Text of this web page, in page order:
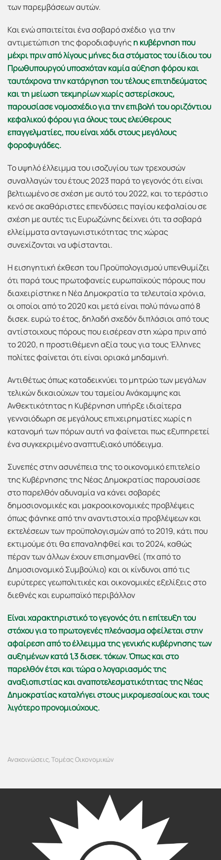
των παρεμβάσεων αυτών.
Και ενώ απαιτείται ένα σοβαρό σχέδιο για την
αντιμετώπιση της φοροδιαφυγής η κυβέρνηση που
μέχρι πριν από λίγους μήνες δια στόματος του ίδιου του
Πρωθυπουργού υποσχόταν καμία αύξηση φόρου και
ταυτόχρονα την κατάργηση του τέλους επιτηδεύματος
και τη μείωση τεκμηρίων χωρίς αστερίσκους,
παρουσίασε νομοσχέδιο για την επιβολή του οριζόντιου
κεφαλικού φόρου για όλους τους ελεύθερους
επαγγελματίες, που είναι χάδι στους μεγάλους
φοροφυγάδες.
Το υψηλό έλλειμμα του ισοζυγίου των τρεχουσών
συναλλαγών του έτους 2023 παρά το γεγονός ότι είναι
βελτιωμένο σε σχέση με αυτό του 2022, και το τεράστιο
κενό σε ακαθάριστες επενδύσεις παγίου κεφαλαίου σε
σχέση με αυτές τις Ευρωζώνης δείχνει ότι τα σοβαρά
ελλείμματα ανταγωνιστικότητας της χώρας
συνεχίζονται να υφίστανται.
Η εισηγητική έκθεση του Προϋπολογισμού υπενθυμίζει
ότι παρά τους πρωτοφανείς ευρωπαϊκούς πόρους που
διαχειρίστηκε η Νέα Δημοκρατία τα τελευταία χρόνια,
οι οποίοι από το 2020 και μετά είναι πολύ πάνω από 8
δισεκ. ευρώ το έτος, δηλαδή σχεδόν διπλάσιοι από τους
αντίστοιχους πόρους που εισέρεαν στη χώρα πριν από
το 2020, η προστιθέμενη αξία τους για τους Έλληνες
πολίτες φαίνεται ότι είναι οριακά μηδαμινή.
Αντιθέτως όπως καταδεικνύει το μητρώο των μεγάλων
τελικών δικαιούχων του ταμείου Ανάκαμψης και
Ανθεκτικότητας η Κυβέρνηση υπήρξε ιδιαίτερα
γενναιόδωρη σε μεγάλους επιχειρηματίες χωρίς η
κατανομή των πόρων αυτή να φαίνεται πως εξυπηρετεί
ένα συγκεκριμένο αναπτυξιακό υπόδειγμα.
Συνεπές στην ασυνέπεια της το οικονομικό επιτελείο
της Κυβέρνησης της Νέας Δημοκρατίας παρουσίασε
στο παρελθόν αδυναμία να κάνει σοβαρές
δημοσιονομικές και μακροοικονομικές προβλέψεις
όπως φάνηκε από την αναντιστοιχία προβλέψεων και
εκτελέσεων των προϋπολογισμών από το 2019, κάτι που
εκτιμούμε ότι θα επαναληφθεί και το 2024, καθώς
πέραν των άλλων έχουν επισημανθεί (πχ από το
Δημοσιονομικό Συμβούλιο) και οι κίνδυνοι από τις
ευρύτερες γεωπολιτικές και οικονομικές εξελίξεις στο
διεθνές και ευρωπαϊκό περιβάλλον
Είναι χαρακτηριστικό το γεγονός ότι η επίτευξη του
στόχου για το πρωτογενές πλεόνασμα οφείλεται στην
αφαίρεση από το έλλειμμα της γενικής κυβέρνησης των
αυξημένων κατά 1,3 δισεκ. τόκων. Όπως και στο
παρελθόν έτσι και τώρα ο λογαριασμός της
αναξιοπιστίας και αναποτελεσματικότητας της Νέας
Δημοκρατίας καταλήγει στους μικρομεσαίους και τους
λιγότερο προνομιούχους.
Ανακοινώσεις,Τομέας Οικονομικών